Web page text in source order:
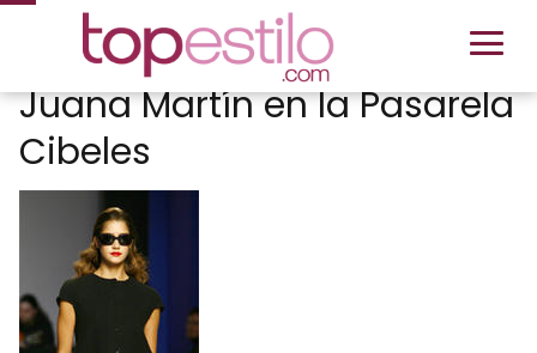
Juana Martín en la Pasarela
Cibeles